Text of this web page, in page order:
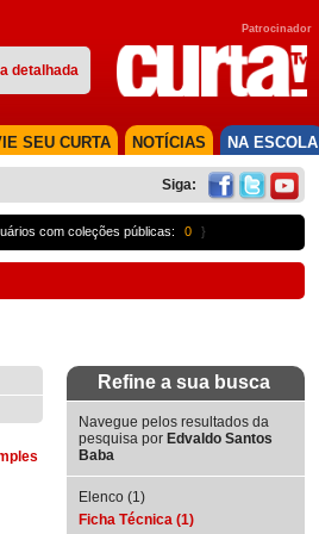
detalhada
Patrocinador
NA ESCOLA
NOTÍCIAS
SEU CURTA
Siga:
com coleções públicas: 0 }
Refine a sua busca
Navegue pelos resultados da
pesquisa por Edvaldo Santos
Baba
Elenco (1)
Ficha Técnica (1)